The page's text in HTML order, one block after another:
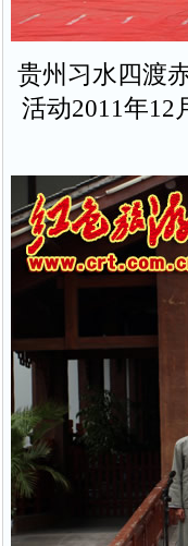
贵州习水四渡
活动2011年12